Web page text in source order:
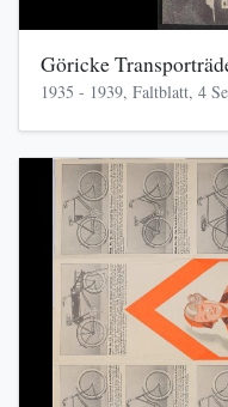
Göricke
1935 - 1939, Faltblatt, 4